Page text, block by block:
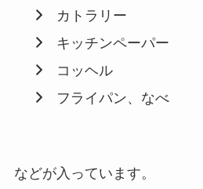
カトラリー
キッチンペーパー
コッヘル
フライパン、なべ
などが入っています。